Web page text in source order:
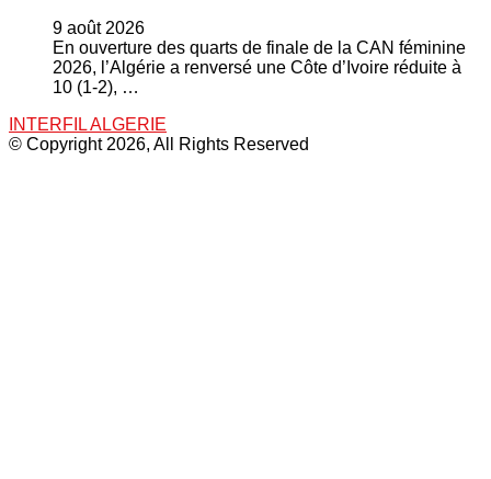
9 août 2026
En ouverture des quarts de finale de la CAN féminine
2026, l’Algérie a renversé une Côte d’Ivoire réduite à
10 (1-2), …
INTERFIL ALGERIE
© Copyright 2026, All Rights Reserved